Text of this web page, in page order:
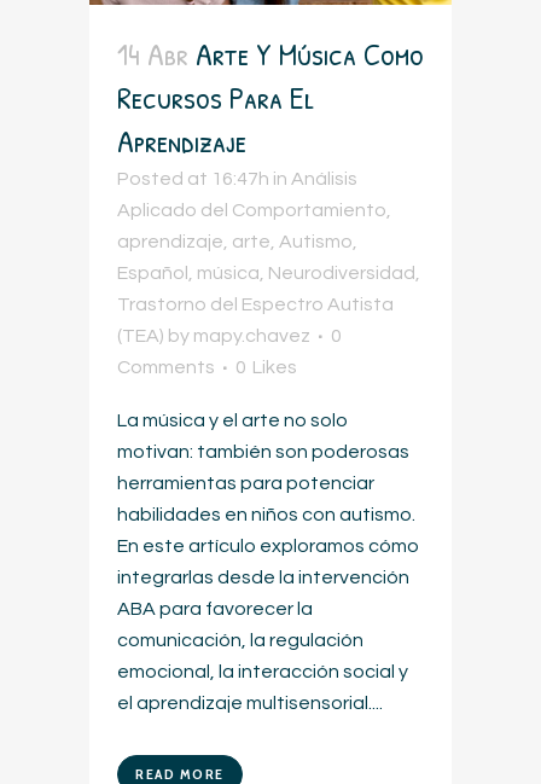
14 Abr Arte Y Música Como
Recursos Para El
Aprendizaje
Posted at 16:47h in Análisis
Aplicado del Comportamiento
aprendizaje arte Autismo
Español
música Neurodiversidad
Trastorno del Espectro Autista
(TEA) by mapy.chavez
0
Comments
0 Likes
La música y el arte no solo
motivan: también son poderosas
herramientas para potenciar
habilidades en niños con autismo.
En este artículo exploramos cómo
integrarlas desde la intervención
ABA para favorecer la
comunicación, la regulación
emocional, la interacción social y
el aprendizaje multisensorial....
READ MORE